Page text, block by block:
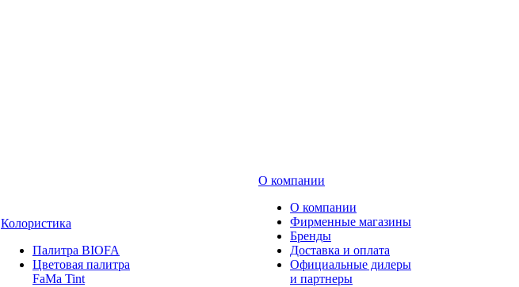
Колористика
Палитра BIOFA
Цветовая палитра
FaMa Tint
О компании
О компании
Фирменные магазины
Бренды
Доставка и оплата
Официальные дилеры
и партнеры